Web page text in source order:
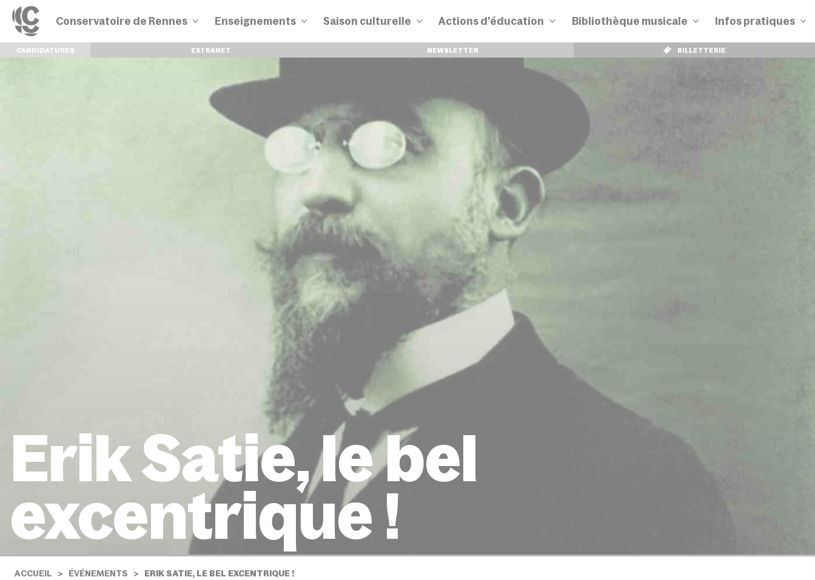
Conservatoire de Rennes Enseignements Saison culturelle Actions d'éducation Bibliothèque musicale Infos pratiques
CANDIDATURES EXTRANET NEWSLETTER BILLETTERIE
Erik Satie, le bel
excentrique !
ACCUEIL ÉVÉNEMENTS ERIK SATIE, LE BEL EXCENTRIQUE !